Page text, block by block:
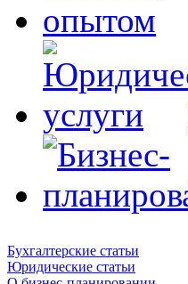
Бухгалтерские статьи
Юридические статьи